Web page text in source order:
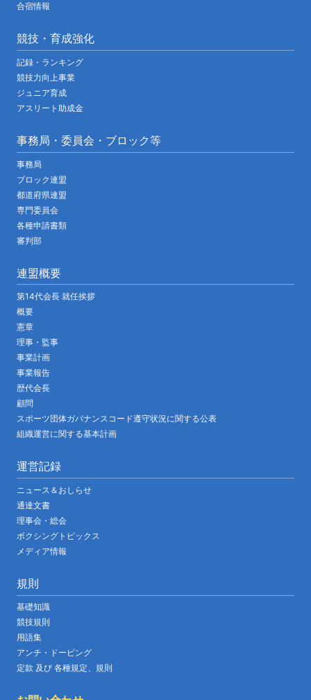
合宿情報
競技・育成強化
記録・ランキング
競技力向上事業
ジュニア育成
アスリート助成金
事務局・委員会・ブロック等
事務局
ブロック連盟
都道府県連盟
専門委員会
各種申請書類
審判部
連盟概要
第14代会長 就任挨拶
概要
憲章
理事・監事
事業計画
事業報告
歴代会長
顧問
スポーツ団体ガバナンスコード遵守状況に関する公表
組織運営に関する基本計画
運営記録
ニュース＆おしらせ
通達文書
理事会・総会
ボクシングトピックス
メディア情報
規則
基礎知識
競技規則
用語集
アンチ・ドーピング
定款 及び 各種規定、規則